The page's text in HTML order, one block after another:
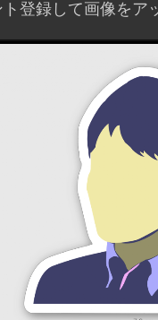
ト登録して画像をア